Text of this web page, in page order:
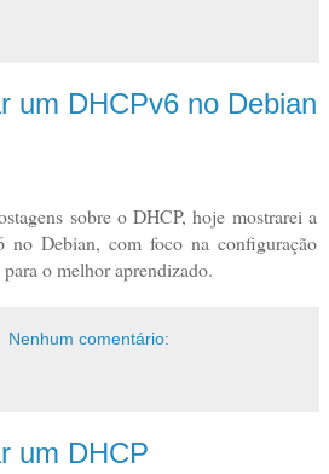
um DHCPv6 no Debian
sobre o DHCP, hoje mostrarei a
no Debian, com foco na configuração
o melhor aprendizado.
Nenhum comentário:
um DHCP